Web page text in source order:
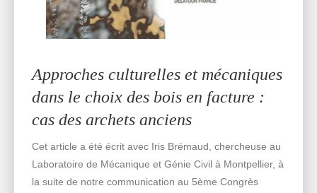
Approches culturelles et mécaniques
dans le choix des bois en facture :
cas des archets anciens
Cet article a été écrit avec Iris Brémaud, chercheuse au
Laboratoire de Mécanique et Génie Civil à Montpellier, à
la suite de notre communication au 5ème Congrès